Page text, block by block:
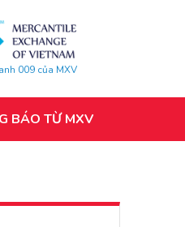
009 của MXV
BÁO TỪ MXV